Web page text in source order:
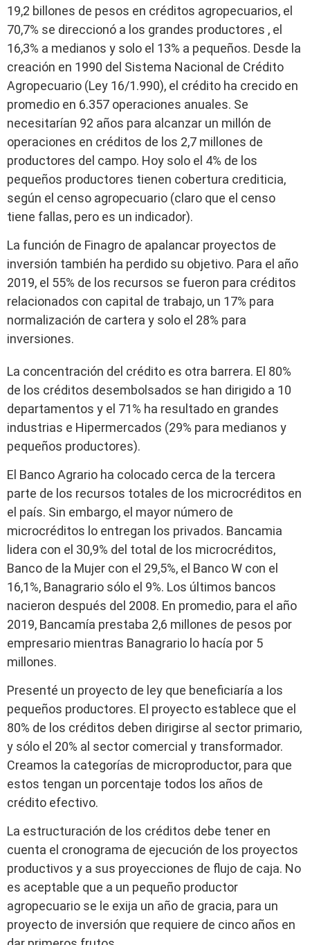
19,2 billones de pesos en créditos agropecuarios, el
70,7% se direccionó a los grandes productores , el
16,3% a medianos y solo el 13% a pequeños. Desde la
creación en 1990 del Sistema Nacional de Crédito
Agropecuario (Ley 16/1.990), el crédito ha crecido en
promedio en 6.357 operaciones anuales. Se
necesitarían 92 años para alcanzar un millón de
operaciones en créditos de los 2,7 millones de
productores del campo. Hoy solo el 4% de los
pequeños productores tienen cobertura crediticia,
según el censo agropecuario (claro que el censo
tiene fallas, pero es un indicador).
La función de Finagro de apalancar proyectos de
inversión también ha perdido su objetivo. Para el año
2019, el 55% de los recursos se fueron para créditos
relacionados con capital de trabajo, un 17% para
normalización de cartera y solo el 28% para
inversiones.
La concentración del crédito es otra barrera. El 80%
de los créditos desembolsados se han dirigido a 10
departamentos y el 71% ha resultado en grandes
industrias e Hipermercados (29% para medianos y
pequeños productores).
El Banco Agrario ha colocado cerca de la tercera
parte de los recursos totales de los microcréditos en
el país. Sin embargo, el mayor número de
microcréditos lo entregan los privados. Bancamia
lidera con el 30,9% del total de los microcréditos,
Banco de la Mujer con el 29,5%, el Banco W con el
16,1%, Banagrario sólo el 9%. Los últimos bancos
nacieron después del 2008. En promedio, para el año
2019, Bancamía prestaba 2,6 millones de pesos por
empresario mientras Banagrario lo hacía por 5
millones.
Presenté un proyecto de ley que beneficiaría a los
pequeños productores. El proyecto establece que el
80% de los créditos deben dirigirse al sector primario,
y sólo el 20% al sector comercial y transformador.
Creamos la categorías de microproductor, para que
estos tengan un porcentaje todos los años de
crédito efectivo.
La estructuración de los créditos debe tener en
cuenta el cronograma de ejecución de los proyectos
productivos y a sus proyecciones de flujo de caja. No
es aceptable que a un pequeño productor
agropecuario se le exija un año de gracia, para un
proyecto de inversión que requiere de cinco años en